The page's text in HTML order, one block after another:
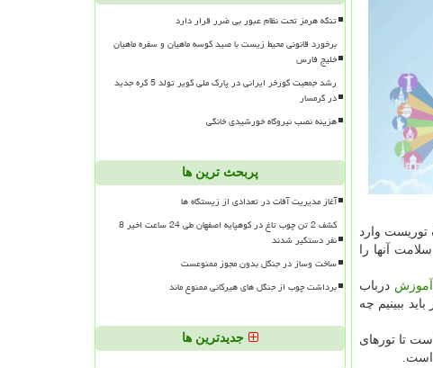
توریست وارد
آنها را
آموزش درباب
ببینیم چه
تا تورهای
است.
تنگه هرمز تحت نظام عبور بی ضرر قرار دارد
برخورد قانونی محیط زیست با صید کوسه ماهیان و سفره ماهیان
خلیج فارس
رشد جمعیت گورخر ایرانی در پارک ملی کویر تولد 5 کره جدید
در گرمسار
هزینه نصب نیروگاه خورشیدی خانگی
پربحث ترین ها
آغاز مدیریت آفات در تعدادی از زیستگاه ها
کشف 2 تن چوب تاغ در کوهپایه اصفهان طی 24 ساعت اخیر 8
نفر دستگیر شدند
ساخت وساز در جنگل بدون مجوز ممنوعست
برداشت چوب از جنگل های هیرکانی ممنوع ماند
جدیدترین ها